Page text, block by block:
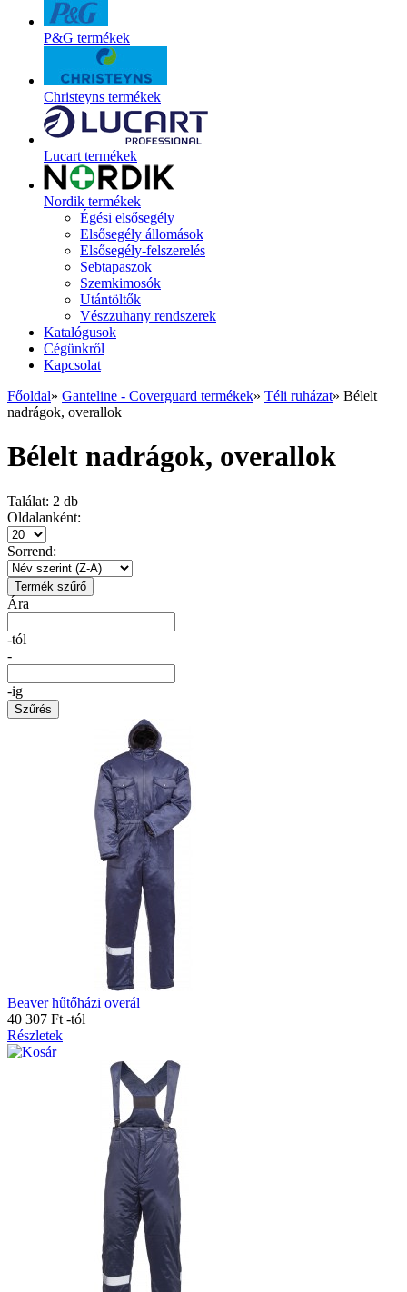
P&G termékek
Christeyns termékek
Lucart termékek
Nordik termékek
Égési elsősegély
Elsősegély állomások
Elsősegély-felszerelés
Sebtapaszok
Szemkimosók
Utántöltők
Vészzuhany rendszerek
Katalógusok
Cégünkről
Kapcsolat
Főoldal» Ganteline - Coverguard termékek» Téli ruházat» Bélelt
nadrágok, overallok
Bélelt nadrágok, overallok
Találat: 2 db
Oldalanként:
Sorrend:
Termék szűrő
Ára
-tól
-
-ig
Beaver hűtőházi overál
40 307 Ft -tól
Részletek